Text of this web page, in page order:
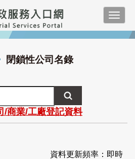
閉鎖性公司名錄
/商業/工廠登記資料
資料更新頻率：即時